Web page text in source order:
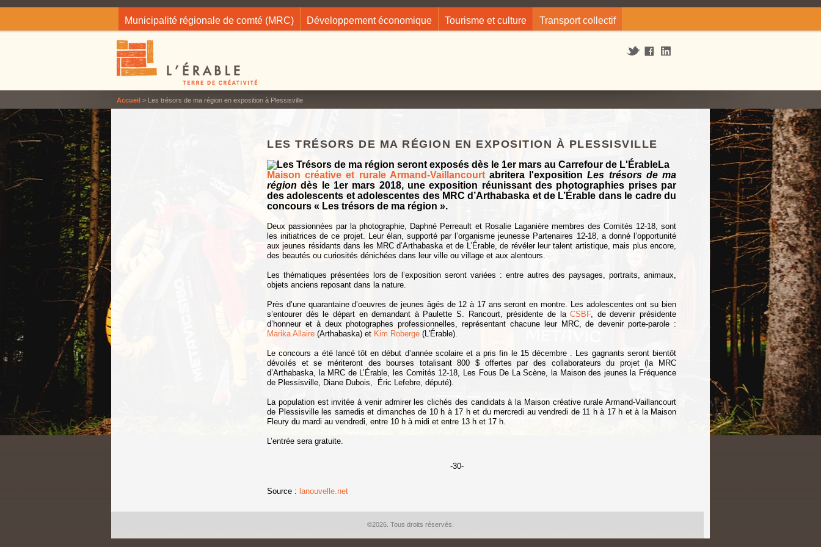
Municipalité régionale de comté (MRC) Développement économique Tourisme et culture Transport collectif
Accueil> Les trésors de ma région en exposition à Plessisville
LES TRÉSORS DE MA RÉGION EN EXPOSITION À PLESSISVILLE
La
Maison créative et rurale Armand-Vaillancourtabritera l'expositionLes trésors de ma
région dès le 1er mars 2018, une exposition réunissant des photographies prises par
des adolescents et adolescentes des MRC d’Arthabaska et de L’Érable dans le cadre du
concours « Les trésors de ma région ».
Deux passionnées par la photographie, Daphné Perreault et Rosalie Laganière membres des Comités 12-18, sont
les initiatrices de ce projet. Leur élan, supporté par l’organisme jeunesse Partenaires 12-18, a donné l’opportunité
aux jeunes résidants dans les MRC d’Arthabaska et de L’Érable, de révéler leur talent artistique, mais plus encore,
des beautés ou curiosités dénichées dans leur ville ou village et aux alentours.
Les thématiques présentées lors de l’exposition seront variées : entre autres des paysages, portraits, animaux,
objets anciens reposant dans la nature.
Près d’une quarantaine d’oeuvres de jeunes âgés de 12 à 17 ans seront en montre. Les adolescentes ont su bien
s’entourer dès le départ en demandant à Paulette S. Rancourt, présidente de laCSBF, de devenir présidente
d’honneur et à deux photographes professionnelles, représentant chacune leur MRC, de devenir porte-parole :
Marika Allaire (Arthabaska) et Kim Roberge (L'Érable).
Le concours a été lancé tôt en début d’année scolaire et a pris fin le 15 décembre . Les gagnants seront bientôt
dévoilés et se mériteront des bourses totalisant 800 $ offertes par des collaborateurs du projet (la MRC
d’Arthabaska, la MRC de L’Érable, les Comités 12-18, Les Fous De La Scène, la Maison des jeunes la Fréquence
de Plessisville, Diane Dubois, Éric Lefebre, député).
La population est invitée à venir admirer les clichés des candidatsà la Maison créative rurale Armand-Vaillancourt
de Plessisville les samedis et dimanches de 10 h à 17 h et du mercredi au vendredi de 11 h à 17 h et à la Maison
Fleury du mardi au vendredi, entre 10 h à midi et entre 13 h et 17 h.
L’entrée sera gratuite.
-30-
Source : lanouvelle.net
©2026. Tous droits réservés.